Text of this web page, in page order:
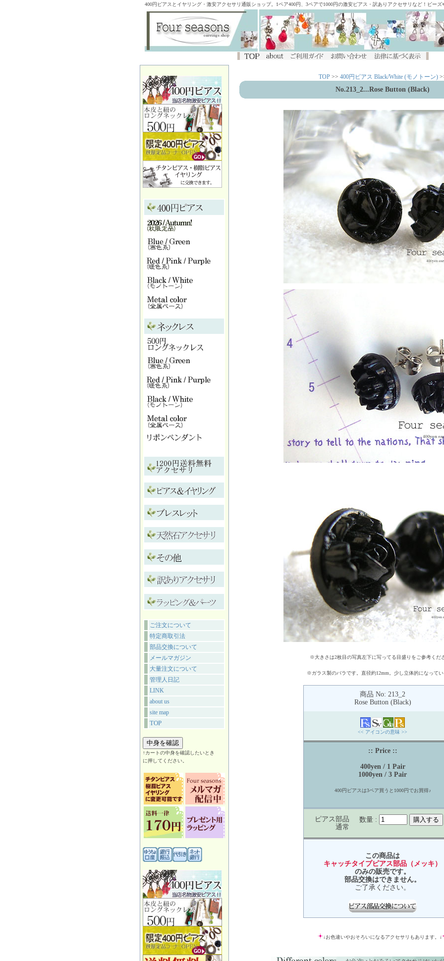
400円ピアスとイヤリング・激安アクセサリ通販ショップ。1ペア400円、3ペアで1000円の激安ピアス・訳ありアクセサリなど！ビー
ご注文について
特定商取引法
部品交換について
メールマガジン
大量注文について
管理人日記
LINK
about us
site map
TOP
↑カートの中身を確認したいとき
に押してください。
TOP >> 400円ピアス Black/White (モノトーン)
No.213_2...Rose Button (Black)
※大きさは2枚目の写真左下に写ってる目盛りをご参考くだ
※ガラス製のバラです。直径約12mm。少し立体的になって
商品 No: 213_2
Rose Button (Black)
<< アイコンの意味 >>
:: Price ::
400yen / 1 Pair
1000yen / 3 Pair
400円ピアスは3ペア買うと1000円でお買得♪
ピアス部品
通常
数量 :
この商品は
キャッチタイプピアス部品（メッキ）
のみの販売です。
部品交換はできません。
ご了承ください。
↓お色違いやおそろいになるアクセサリもあります。↓